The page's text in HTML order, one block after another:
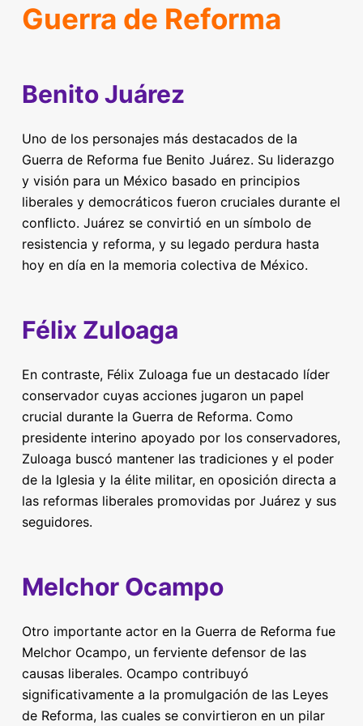
Guerra de Reforma
Benito Juárez
Uno de los personajes más destacados de la
Guerra de Reforma fue Benito Juárez. Su liderazgo
y visión para un México basado en principios
liberales y democráticos fueron cruciales durante el
conflicto. Juárez se convirtió en un símbolo de
resistencia y reforma, y su legado perdura hasta
hoy en día en la memoria colectiva de México.
Félix Zuloaga
En contraste, Félix Zuloaga fue un destacado líder
conservador cuyas acciones jugaron un papel
crucial durante la Guerra de Reforma. Como
presidente interino apoyado por los conservadores,
Zuloaga buscó mantener las tradiciones y el poder
de la Iglesia y la élite militar, en oposición directa a
las reformas liberales promovidas por Juárez y sus
seguidores.
Melchor Ocampo
Otro importante actor en la Guerra de Reforma fue
Melchor Ocampo, un ferviente defensor de las
causas liberales. Ocampo contribuyó
significativamente a la promulgación de las Leyes
de Reforma, las cuales se convirtieron en un pilar